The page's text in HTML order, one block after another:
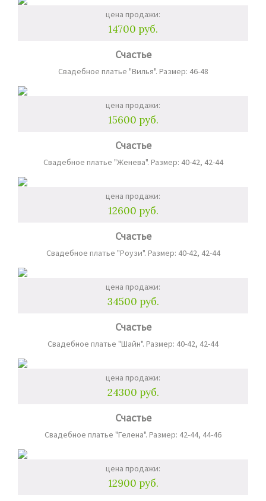
цена продажи:
14700 руб.
Счастье
Свадебное платье "Вилья". Размер: 46-48
цена продажи:
15600 руб.
Счастье
Свадебное платье "Женева". Размер: 40-42, 42-44
цена продажи:
12600 руб.
Счастье
Свадебное платье "Роузи". Размер: 40-42, 42-44
цена продажи:
34500 руб.
Счастье
Свадебное платье "Шайн". Размер: 40-42, 42-44
цена продажи:
24300 руб.
Счастье
Свадебное платье "Гелена". Размер: 42-44, 44-46
цена продажи:
12900 руб.